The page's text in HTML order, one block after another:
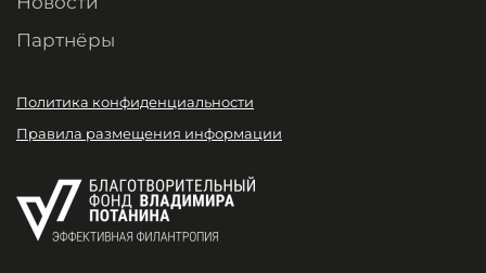
Партнёры
Политика конфиденциальности
Правила размещения информации